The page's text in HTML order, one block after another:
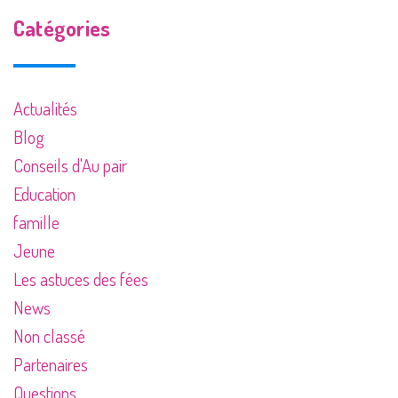
Catégories
Actualités
Blog
Conseils d'Au pair
Education
famille
Jeune
Les astuces des fées
News
Non classé
Partenaires
Questions